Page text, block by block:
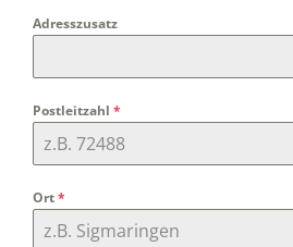
Adresszusatz
Postleitzahl *
Ort*